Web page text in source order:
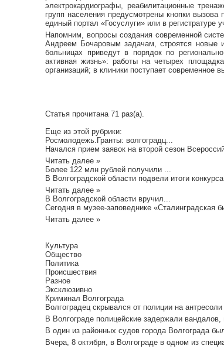
электрокардиографы, реабилитационные
групп населения предусмотрены кнопки
единый портал «Госуслуги» или в регистратуре
Напомним, вопросы создания современной
Андреем Бочаровым задачам, строятся новые
больницах приведут в порядок по
активная жизнь»: работы на четырех
организаций; в клиники поступает современное
Статья прочитана 71 раз(a).
Еще из этой рубрики:
Росмолодежь.Гранты: волгоградц...
Начался прием заявок на второй сезон
Читать далее »
Более 122 млн рублей получили ...
В Волгоградской области подвели итоги
Читать далее »
В Волгоградской области вручил...
Сегодня в музее-заповеднике «Сталинградская
Читать далее »
Культура
Общество
Политика
Происшествия
Разное
Эксклюзивно
Криминал Волгограда
Волгоградец скрывался от полиции на
В Волгограде полицейские задержали
В один из районных судов города Волгограда
Вчера, 8 октября, в Волгограде в одном из